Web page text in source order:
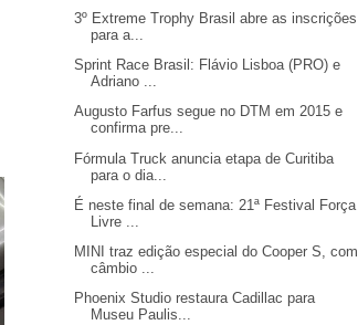
3º Extreme Trophy Brasil abre as inscrições
para a...
Sprint Race Brasil: Flávio Lisboa (PRO) e
Adriano ...
Augusto Farfus segue no DTM em 2015 e
confirma pre...
Fórmula Truck anuncia etapa de Curitiba
para o dia...
É neste final de semana: 21ª Festival Força
Livre ...
MINI traz edição especial do Cooper S, com
câmbio ...
Phoenix Studio restaura Cadillac para
Museu Paulis...